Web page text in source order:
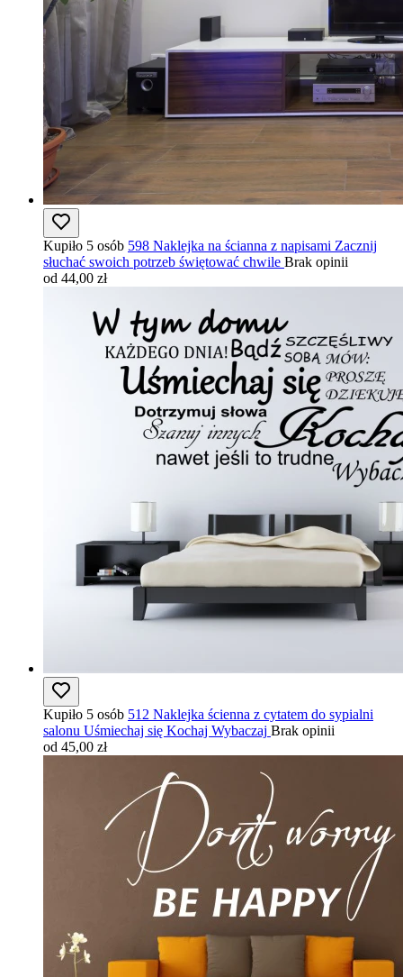
Kupiło 5 osób 598 Naklejka na ścianna z napisami Zacznij
słuchać swoich potrzeb świętować chwile Brak opinii
od 44,00 zł
Kupiło 5 osób 512 Naklejka ścienna z cytatem do sypialni
salonu Uśmiechaj się Kochaj Wybaczaj Brak opinii
od 45,00 zł